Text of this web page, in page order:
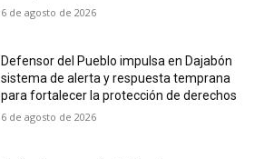
6 de agosto de 2026
Defensor del Pueblo impulsa en Dajabón
sistema de alerta y respuesta temprana
para fortalecer la protección de derechos
6 de agosto de 2026